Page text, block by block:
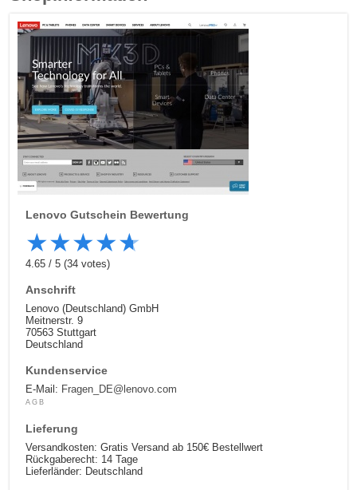
Lenovo Gutschein Bewertung
★★★★★
4.65/5 (34 votes)
Anschrift
Lenovo (Deutschland) GmbH
Meitnerstr. 9
70563 Stuttgart
Deutschland
Kundenservice
E-Mail: Fragen_DE@lenovo.com
AGB
Lieferung
Versandkosten: Gratis Versand ab 150€ Bestellwert
Rückgaberecht: 14 Tage
Lieferländer: Deutschland